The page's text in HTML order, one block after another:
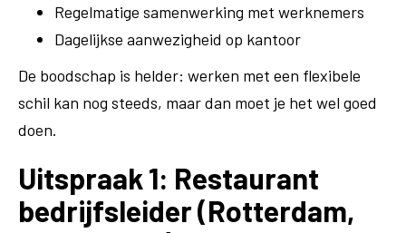
Regelmatige samenwerking met werknemers
Dagelijkse aanwezigheid op kantoor
De boodschap is helder: werken met een flexibele
schil kan nog steeds, maar dan moet je het wel goed
doen.
Uitspraak 1: Restaurant
bedrijfsleider (Rotterdam,